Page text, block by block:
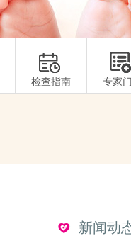
检查指南 专家
新闻动